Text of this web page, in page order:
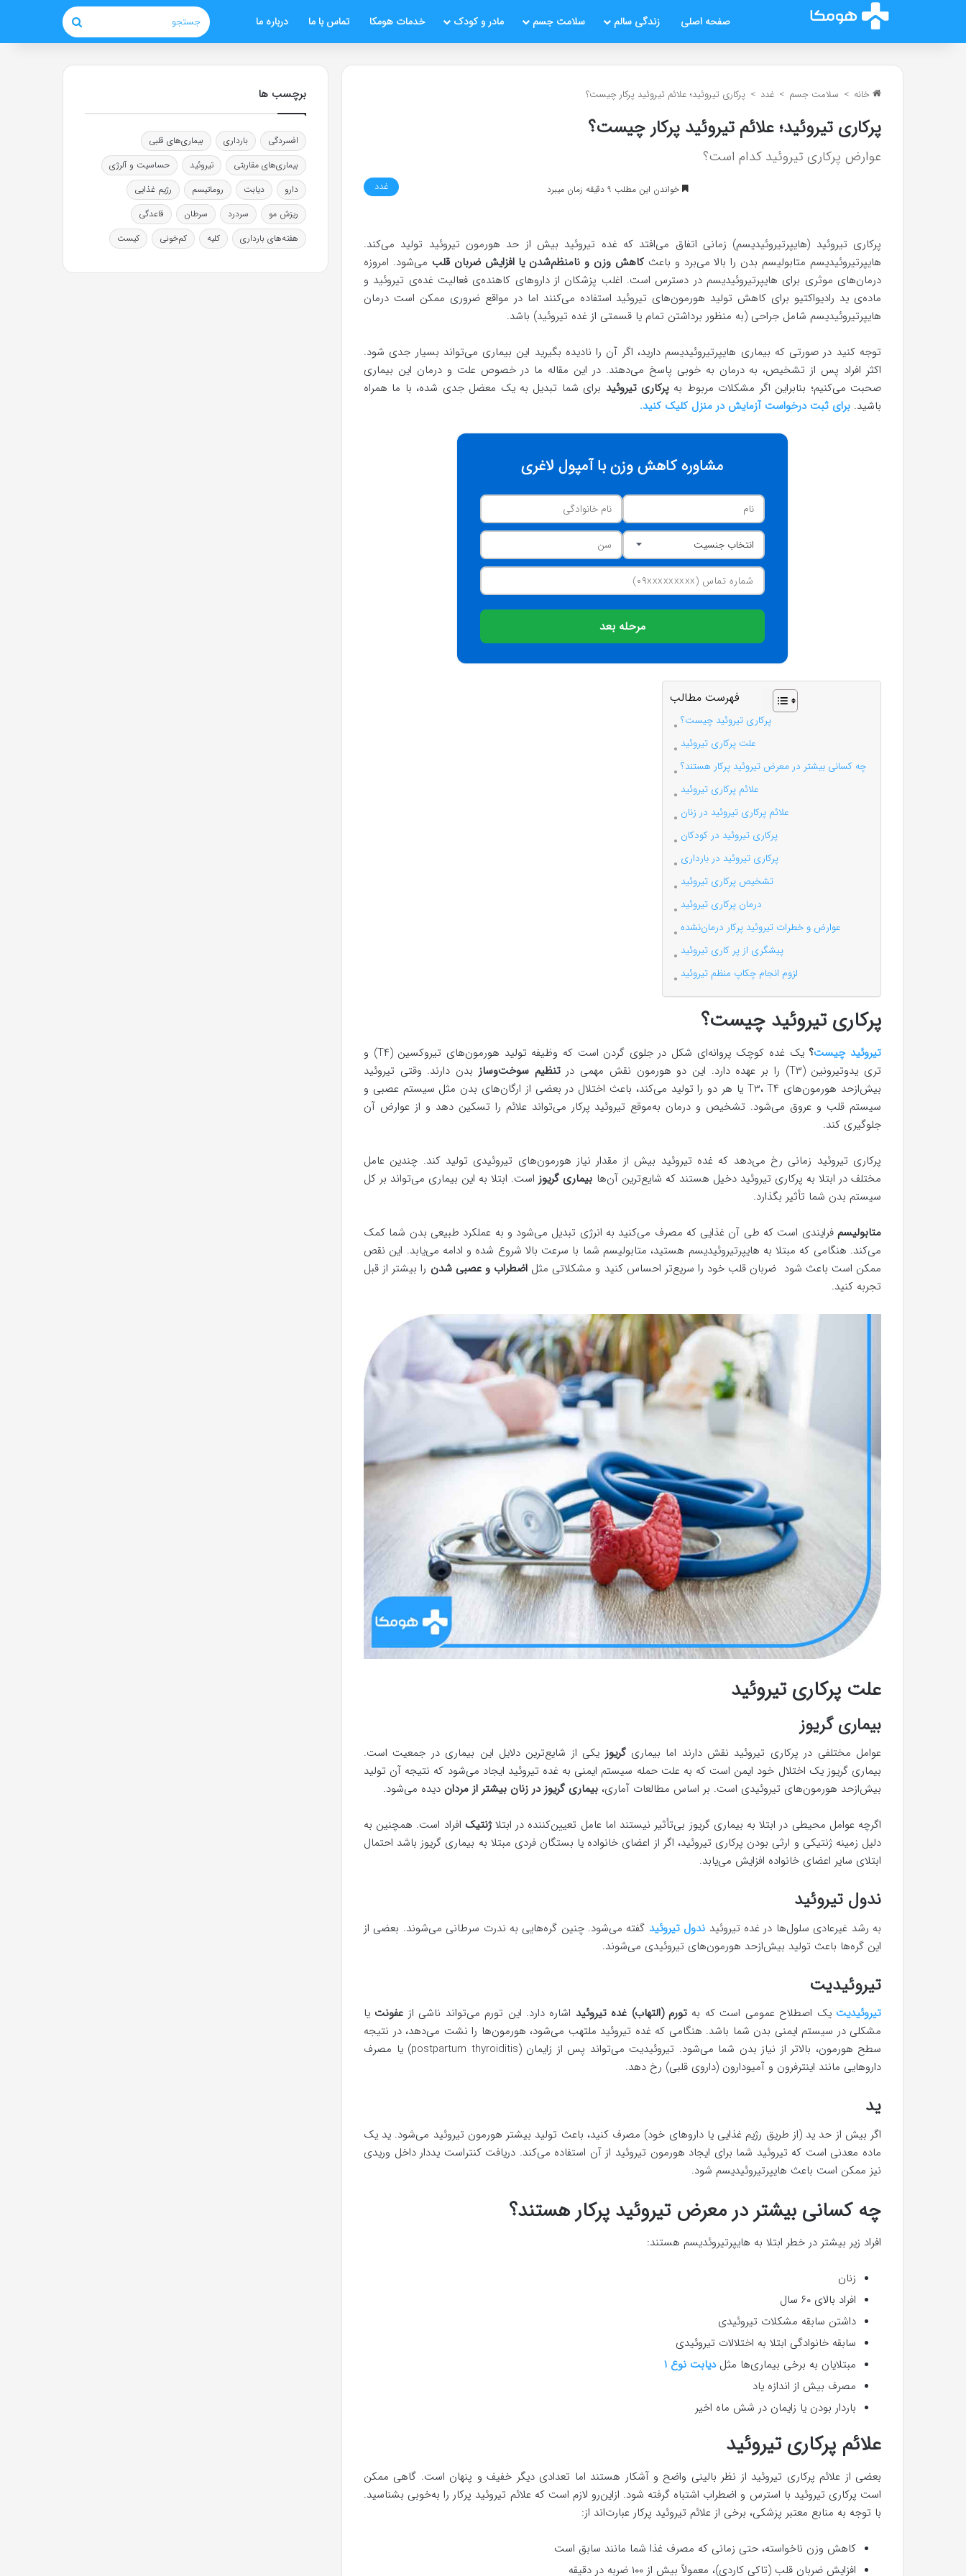
صفحه اصلی زندگی سالم سلامت جسم مادر و کودک خدمات هومکا تماس با ما درباره ما جستجو
خانه > سلامت جسم > غدد > پرکاری تیروئید؛ علائم تیروئید پرکار چیست؟
پرکاری تیروئید؛ علائم تیروئید پرکار چیست؟
عوارض پرکاری تیروئید کدام است؟
خواندن این مطلب 9 دقیقه زمان میبرد غدد
پرکاری تیروئید (هایپرتیروئیدیسم) زمانی اتفاق می‌افتد که غده تیروئید بیش از حد هورمون تیروئید تولید می‌کند.
هایپرتیروئیدیسم متابولیسم بدن را بالا می‌برد و باعثکاهش وزن و نامنظم‌شدن یا افزایش ضربان قلب می‌شود. امروزه
درمان‌های موثری برای هایپرتیروئیدیسم در دسترس است. اغلب پزشکان از داروهای کاهنده‌ی فعالیت غده‌ی تیروئید و
ماده‌ی ید رادیواکتیو برای کاهش تولید هورمون‌های تیروئید استفاده می‌کنند اما در مواقع ضروری ممکن است درمان
هایپرتیروئیدیسم شامل جراحی (به منظور برداشتن تمام یا قسمتی از غده تیروئید) باشد.
توجه کنید در صورتی که بیماری هایپرتیروئیدیسم دارید، اگر آن را نادیده بگیرید این بیماری می‌تواند بسیار جدی شود.
اکثر افراد پس از تشخیص، به درمان به خوبی پاسخ می‌دهند. در این مقاله ما در خصوص علت و درمان این بیماری
صحبت می‌کنیم؛ بنابراین اگر مشکلات مربوط به پرکاری تیروئید برای شما تبدیل به یک معضل جدی شده، با ما همراه
باشید. برای ثبت درخواست آزمایش در منزل کلیک کنید.
مشاوره کاهش وزن با آمپول لاغری
مرحله بعد
فهرست مطالب
پرکاری تیروئید چیست؟
علت پرکاری تیروئید
چه کسانی بیشتر در معرض تیروئید پرکار هستند؟
علائم پرکاری تیروئید
علائم پرکاری تیروئید در زنان
پرکاری تیروئید در کودکان
پرکاری تیروئید در بارداری
تشخیص پرکاری تیروئید
درمان پرکاری تیروئید
عوارض و خطرات تیروئید پرکار درمان‌نشده
پیشگری از پر کاری تیروئید
لزوم انجام چکاپ منظم تیروئید
پرکاری تیروئید چیست؟
تیروئید چیست؟
یک غده کوچک پروانه‌ای شکل در جلوی گردن است که وظیفه تولید هورمون‌های تیروکسین (T۴) و
تری یدوتیرونین (T۳) را بر عهده دارد. این دو هورمون نقش مهمی در
تنظیم سوخت‌وساز بدن دارند. وقتی تیروئید
بیش‌ازحد هورمون‌های T۳، T۴ یا هر دو را تولید می‌کند، باعث اختلال در بعضی از ارگان‌های بدن مثل سیستم عصبی و
سیستم قلب و عروق می‌شود. تشخیص و درمان به‌موقع تیروئید پرکار می‌تواند علائم را تسکین دهد و از عوارض آن
جلوگیری کند.
پرکاری تیروئید زمانی رخ می‌دهد که غده تیروئید بیش از مقدار نیاز هورمون‌های تیروئیدی تولید کند. چندین عامل
مختلف در ابتلا به پرکاری تیروئید دخیل هستند که شایع‌ترین آن‌ها بیماری گریوز است. ابتلا به این بیماری می‌تواند بر کل
سیستم بدن شما تأثیر بگذارد.
متابولیسم فرایندی است که طی آن غذایی که مصرف می‌کنید به انرژی تبدیل می‌شود و به عملکرد طبیعی بدن شما کمک
می‌کند. هنگامی که مبتلا به هایپرتیروئیدیسم هستید، متابولیسم شما با سرعت بالا شروع شده و ادامه می‌یابد. این نقص
ممکن است باعث شود ضربان قلب خود را سریع‌تر احساس کنید و مشکلاتی مثلاضطراب و عصبی شدن را بیشتر از قبل
تجربه کنید.
علت پرکاری تیروئید
بیماری گریوز
عوامل مختلفی در پرکاری تیروئید نقش دارند اما بیماریگریوز یکی از شایع‌ترین دلایل این بیماری در جمعیت است.
بیماری گریوز یک اختلال خود ایمن است که به علت حمله سیستم ایمنی به غده تیروئید ایجاد می‌شود که نتیجه آن تولید
بیش‌ازحد هورمون‌های تیروئیدی است. بر اساس مطالعات آماری، بیماری گریوز در زنان بیشتر از مردان دیده می‌شود.
اگرچه عوامل محیطی در ابتلا به بیماری گریوز بی‌تأثیر نیستند اما عامل تعیین‌کننده در ابتلاژنتیک افراد است. همچنین به
دلیل زمینه ژنتیکی و ارثی بودن پرکاری تیروئید، اگر از اعضای خانواده یا بستگان فردی مبتلا به بیماری گریوز باشد احتمال
ابتلای سایر اعضای خانواده افزایش می‌یابد.
ندول تیروئید
به رشد غیرعادی سلول‌ها در غده تیروئید ندول تیروئید گفته می‌شود. چنین گره‌هایی به ندرت سرطانی می‌شوند. بعضی از
این گره‌ها باعث تولید بیش‌ازحد هورمون‌های تیروئیدی می‌شوند.
تیروئیدیت
تیروئیدیت یک اصطلاح عمومی است که به تورم (التهاب) غده تیروئید اشاره دارد. این تورم می‌تواند ناشی از عفونت یا
مشکلی در سیستم ایمنی بدن شما باشد. هنگامی که غده تیروئید ملتهب می‌شود، هورمون‎‌ها را نشت می‌دهد، در نتیجه
سطح هورمون‌، بالاتر از نیاز بدن شما می‌شود. تیروئیدیت می‌تواند پس از زایمان (postpartum thyroiditis) یا مصرف
داروهایی مانند اینترفرون و آمیودارون (داروی قلبی) رخ دهد.
ید
اگر بیش از حد ید (از طریق رژیم غذایی یا داروهای خود) مصرف کنید، باعث تولید بیشتر هورمون تیروئید می‌شود. ید یک
ماده معدنی است که تیروئید شما برای ایجاد هورمون تیروئید از آن استفاده می‌کند. دریافت کنتراست یددار داخل وریدی
نیز ممکن است باعث هایپرتیروئیدیسم شود.
چه کسانی بیشتر در معرض تیروئید پرکار هستند؟
افراد زیر بیشتر در خطر ابتلا به هایپرتیروئدیسم هستند:
زنان
افراد بالای ۶۰ سال
داشتن سابقه مشکلات تیروئیدی
سابقه خانوادگی ابتلا به اختلالات تیروئیدی
مبتلایان به برخی بیماری‌ها مثل دیابت نوع ۱
مصرف بیش از اندازه یاد
باردار بودن یا زایمان در شش ماه اخیر
علائم پرکاری تیروئید
بعضی از علائم پرکاری تیروئید از نظر بالینی واضح و آشکار هستند اما تعدادی دیگر خفیف و پنهان است. گاهی ممکن
است پرکاری تیروئید با استرس و اضطراب اشتباه گرفته شود. ازاین‌رو لازم است که علائم تیروئید پرکار را به‌خوبی بشناسید.
با توجه به منابع معتبر پزشکی، برخی از علائم تیروئید پرکار عبارت‌اند از:
کاهش وزن ناخواسته، حتی زمانی که مصرف غذا شما مانند سابق است
افزایش ضربان قلب (تاکی کاردی)، معمولاً بیش از ۱۰۰ ضربه در دقیقه
برچسب ها
افسردگی بارداری
بیماری‌های قلبی
بیماری‌های مقاربتی
تیروئید
حساسیت و آلرژی
دارو
دیابت روماتیسم
رژیم غذایی
ریزش مو
سردرد سرطان
قاعدگی
هفته‌های بارداری
کلیه کم‌خونی کیست